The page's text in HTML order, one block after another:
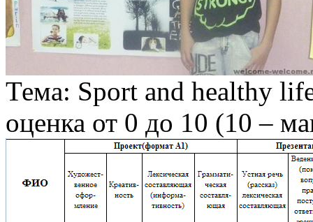
Тема: Sport and healthy
оценка от 0 до 10 (10 –